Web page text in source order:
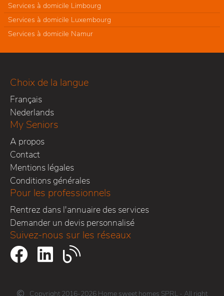
Services à domicile Limbourg
Services à domicile Luxembourg
Services à domicile Namur
Choix de la langue
Français
Nederlands
My Seniors
A propos
Contact
Mentions légales
Conditions générales
Pour les professionnels
Rentrez dans l'annuaire des services
Demander un devis personnalisé
Suivez-nous sur les réseaux
Copyright 2016-2026 Home sweet homes SPRL - All right